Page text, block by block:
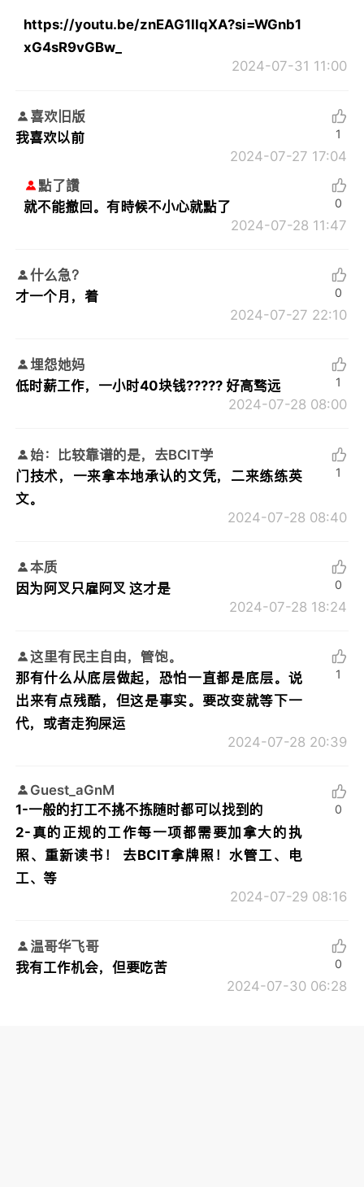
https://youtu.be/znEAG1IIqXA?si=WGnb1
xG4sR9vGBw_
2024-07-31 11:00
喜欢旧版
我喜欢以前
2024-07-27 17:04
1
點了讚
就不能撤回。有時候不小心就點了
2024-07-28 11:47
0
什么急？
才一个月，着
2024-07-27 22:10
0
埋怨她妈
低时薪工作，一小时40块钱????? 好高骛远
2024-07-28 08:00
1
始：比较靠谱的是，去BCIT学
门技术，一来拿本地承认的文凭，二来练练英
文。
2024-07-28 08:40
1
本质
因为阿叉只雇阿叉 这才是
2024-07-28 18:24
0
这里有民主自由，管饱。
那有什么从底层做起，恐怕一直都是底层。说
出来有点残酷，但这是事实。要改变就等下一
代，或者走狗屎运
2024-07-28 20:39
1
Guest_aGnM
1-一般的打工不挑不拣随时都可以找到的
2-真的正规的工作每一项都需要加拿大的执
照、重新读书！ 去BCIT拿牌照！水管工、电
工、等
2024-07-29 08:16
0
温哥华飞哥
我有工作机会，但要吃苦
2024-07-30 06:28
0